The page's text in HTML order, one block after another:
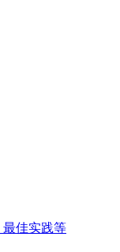
佳实践等